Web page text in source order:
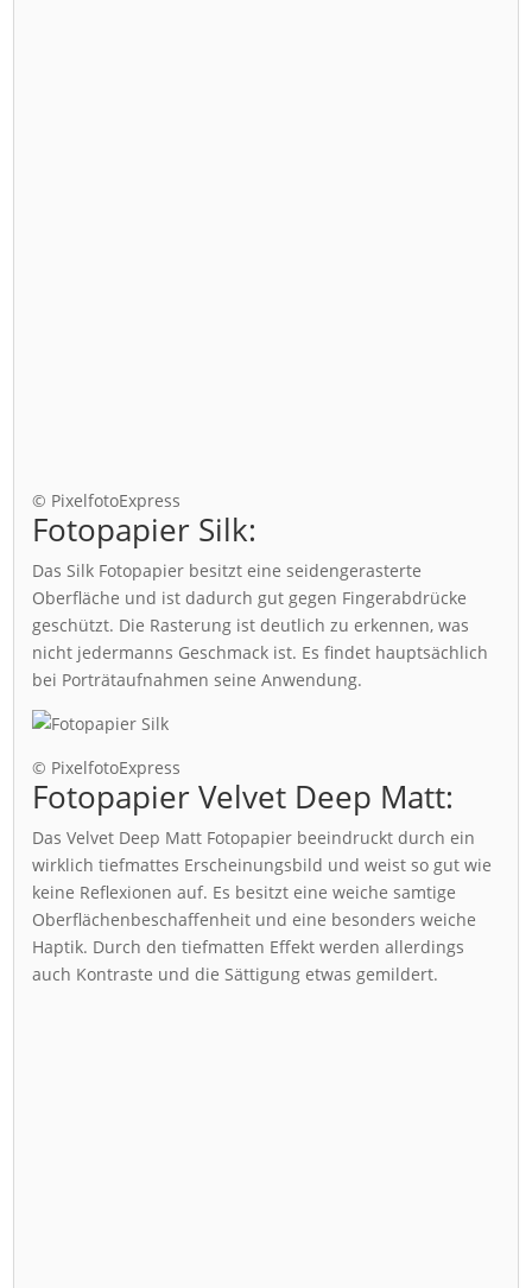
© PixelfotoExpress
Fotopapier Silk:
Das Silk Fotopapier besitzt eine seidengerasterte
Oberfläche und ist dadurch gut gegen Fingerabdrücke
geschützt. Die Rasterung ist deutlich zu erkennen, was
nicht jedermanns Geschmack ist. Es findet hauptsächlich
bei Porträtaufnahmen seine Anwendung.
© PixelfotoExpress
Fotopapier Velvet Deep Matt:
Das Velvet Deep Matt Fotopapier beeindruckt durch ein
wirklich tiefmattes Erscheinungsbild und weist so gut wie
keine Reflexionen auf. Es besitzt eine weiche samtige
Oberflächenbeschaffenheit und eine besonders weiche
Haptik. Durch den tiefmatten Effekt werden allerdings
auch Kontraste und die Sättigung etwas gemildert.